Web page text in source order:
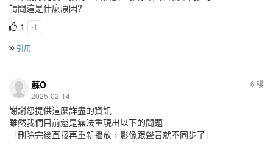
請問這是什麼原因?
1
-1
引用
6 樓
蘇O
2025-02-14
謝謝您提供這麼詳盡的資訊
雖然我們目前還是無法重現出以下的問題
「刪除完後直接再重新播放，影像跟聲音就不同步了」